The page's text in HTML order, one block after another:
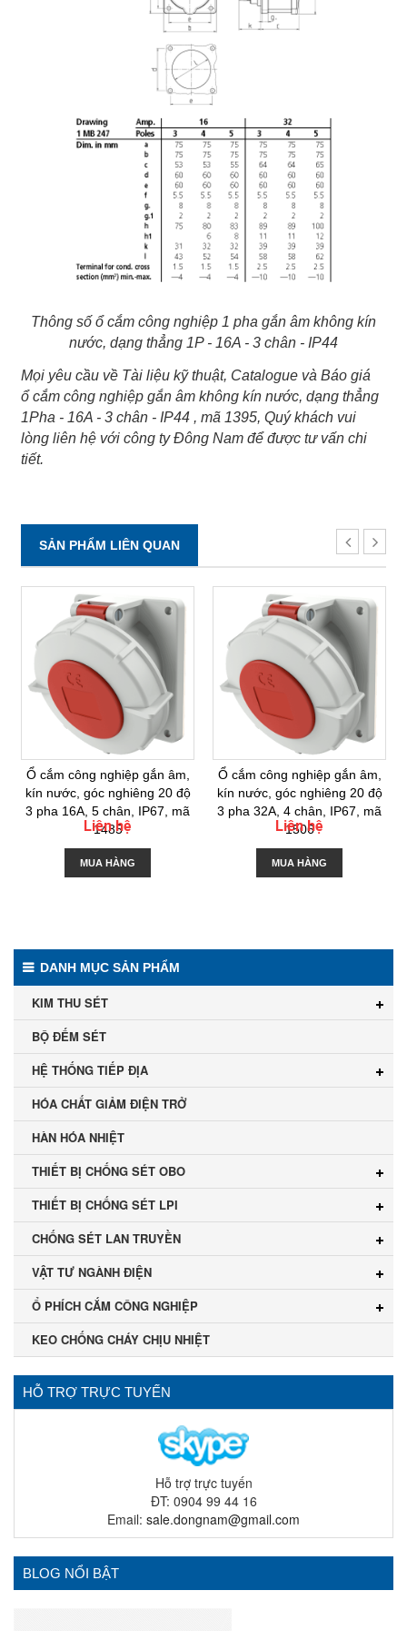
Thông số ổ cắm công nghiệp 1 pha gắn âm không kín
nước, dạng thẳng 1P - 16A - 3 chân - IP44
Mọi yêu cầu về Tài liệu kỹ thuật, Catalogue và Báo giá
ổ cắm công nghiệp gắn âm không kín nước, dạng thẳng
1Pha - 16A - 3 chân - IP44 , mã 1395, Quý khách vui
lòng liên hệ với công ty Đông Nam để được tư vấn chi
tiết.
SẢN PHẨM LIÊN QUAN
Ổ cắm công nghiệp gắn âm,
kín nước, góc nghiêng 20 độ
3 pha 16A, 5 chân, IP67, mã
1485
Liên hệ
MUA HÀNG
Ổ cắm công nghiệp gắn âm,
kín nước, góc nghiêng 20 độ
3 pha 32A, 4 chân, IP67, mã
1506
Liên hệ
MUA HÀNG
DANH MỤC SẢN PHẨM
KIM THU SÉT
BỘ ĐẾM SÉT
HỆ THỐNG TIẾP ĐỊA
HÓA CHẤT GIẢM ĐIỆN TRỞ
HÀN HÓA NHIỆT
THIẾT BỊ CHỐNG SÉT OBO
THIẾT BỊ CHỐNG SÉT LPI
CHỐNG SÉT LAN TRUYỀN
VẬT TƯ NGÀNH ĐIỆN
Ổ PHÍCH CẮM CÔNG NGHIỆP
KEO CHỐNG CHÁY CHỊU NHIỆT
HỖ TRỢ TRỰC TUYẾN
Hỗ trợ trực tuyến
ĐT: 0904 99 44 16
Email: sale.dongnam@gmail.com
BLOG NỔI BẬT